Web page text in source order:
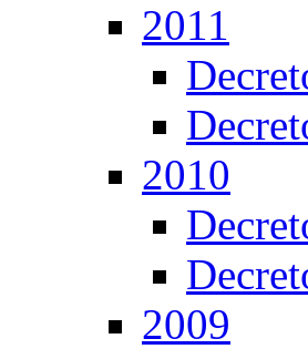
2011
2010
2009